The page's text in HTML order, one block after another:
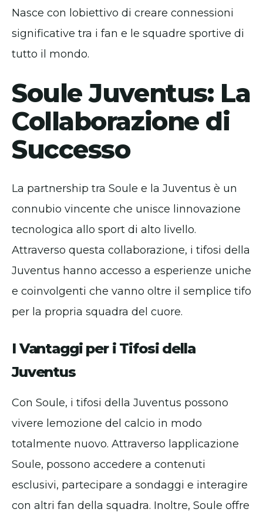
Nasce con lobiettivo di creare connessioni
significative tra i fan e le squadre sportive di
tutto il mondo.
Soule Juventus: La
Collaborazione di
Successo
La partnership tra Soule e la Juventus è un
connubio vincente che unisce linnovazione
tecnologica allo sport di alto livello.
Attraverso questa collaborazione, i tifosi della
Juventus hanno accesso a esperienze uniche
e coinvolgenti che vanno oltre il semplice tifo
per la propria squadra del cuore.
I Vantaggi per i Tifosi della
Juventus
Con Soule, i tifosi della Juventus possono
vivere lemozione del calcio in modo
totalmente nuovo. Attraverso lapplicazione
Soule, possono accedere a contenuti
esclusivi, partecipare a sondaggi e interagire
con altri fan della squadra. Inoltre, Soule offre